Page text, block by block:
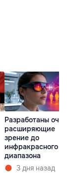
Разработаны
расширяющие
зрение до
инфракрасного
диапазона
3 дня назад